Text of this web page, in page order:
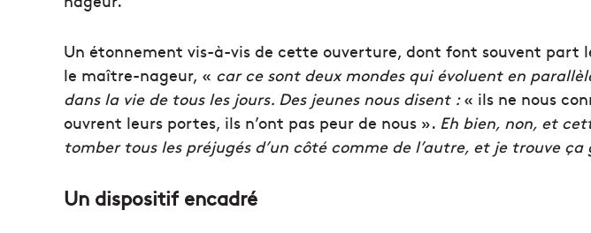
Un étonnement vis-à-vis de cette ouverture, dont font souvent part
le maître-nageur, « car ce sont deux mondes qui évoluent en
dans la vie de tous les jours. Des jeunes nous disent :« ils ne nous
ouvrent leurs portes, ils n’ont pas peur de nous ». Eh bien, non, et
tomber tous les préjugés d’un côté comme de l’autre, et je trouve ça
Un dispositif encadré